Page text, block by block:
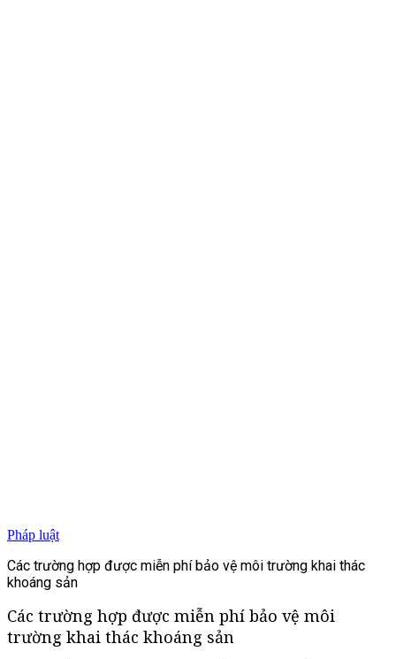
Pháp luật
Các trường hợp được miễn phí bảo vệ môi trường khai thác
khoáng sản
Các trường hợp được miễn phí bảo vệ môi
trường khai thác khoáng sản